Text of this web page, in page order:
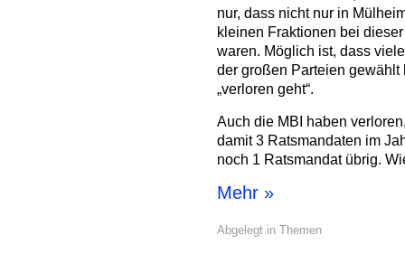
nur, dass nicht nur in
kleinen Fraktionen bei
waren. Möglich ist, dass
der großen Parteien gewählt
„verloren geht“.
Auch die MBI haben
damit 3 Ratsmandaten im
noch 1 Ratsmandat übrig.
Mehr »
Abgelegt in Themen